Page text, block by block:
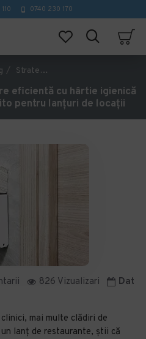
0740 230 170
Strategie de aprovizionare eficientă cu hârtie igienică profesională de la Sanito pentru lanțuri de locații
eficientă cu hârtie igienică
pentru lanțuri de locații
826 Vizualizari Data
mai multe clădiri de
lanț de restaurante, știi că